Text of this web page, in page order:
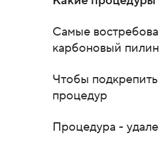
Самые
карбоновый
Чтобы
процедур
Процедура -